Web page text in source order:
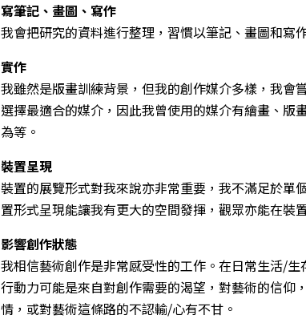
寫筆記、畫圖、寫作
我會把研究的資料進行整理，習慣以筆記、畫圖和寫
實作
我雖然是版畫訓練背景，但我的創作媒介多樣，我會
選擇最適合的媒介，因此我曾使用的媒介有繪畫、版
為等。
裝置呈現
裝置的展覽形式對我來說亦非常重要，我不滿足於單
置形式呈現能讓我有更大的空間發揮，觀眾亦能在裝
影響創作狀態
我相信藝術創作是非常感受性的工作。在日常生活/
行動力可能是來自對創作需要的渴望，對藝術的信仰
情，或對藝術這條路的不認輸/心有不甘。